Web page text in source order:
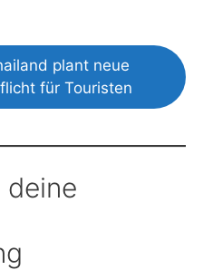
plant neue
für Touristen
deine